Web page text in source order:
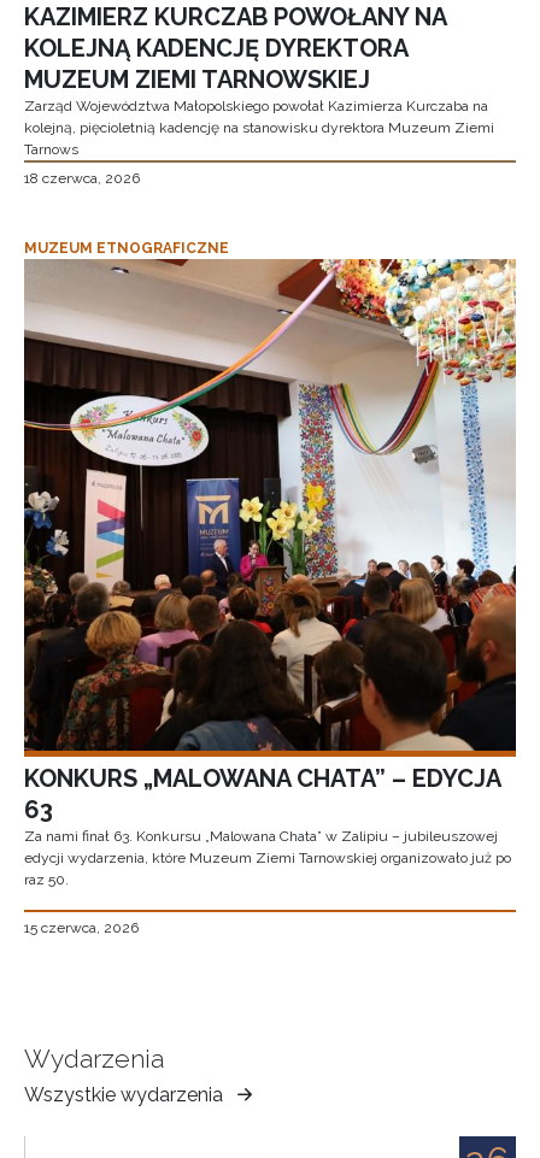
KAZIMIERZ KURCZAB POWOŁANY NA
KOLEJNĄ KADENCJĘ DYREKTORA
MUZEUM ZIEMI TARNOWSKIEJ
Zarząd Województwa Małopolskiego powołał Kazimierza Kurczaba na
kolejną, pięcioletnią kadencję na stanowisku dyrektora Muzeum Ziemi
Tarnows
18 czerwca, 2026
MUZEUM ETNOGRAFICZNE
KONKURS „MALOWANA CHATA” – EDYCJA
63
Za nami finał 63. Konkursu „Malowana Chata” w Zalipiu – jubileuszowej
edycji wydarzenia, które Muzeum Ziemi Tarnowskiej organizowało już po
raz 50.
15 czerwca, 2026
Wydarzenia
Wszystkie wydarzenia
Muzeum
Ziemi